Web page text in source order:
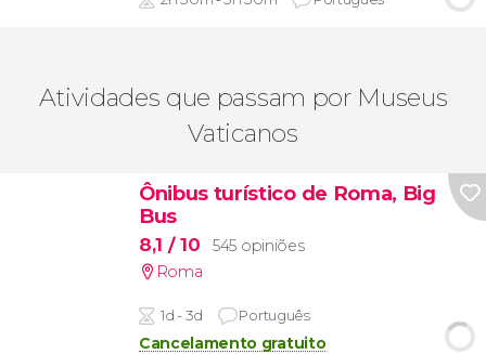
Atividades que passam por Museus
Vaticanos
Ônibus turístico de Roma, Big
Bus
8,1 / 10
545 opiniões
Roma
1d - 3d Português
Cancelamento gratuito